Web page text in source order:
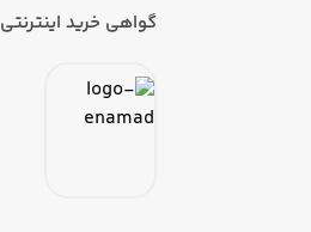
گواهی خرید اینترنتی